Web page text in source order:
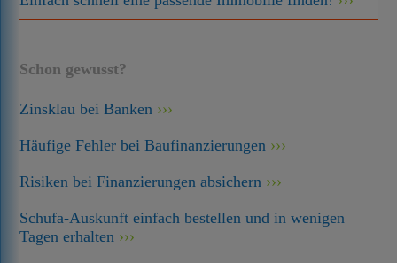
Schon gewusst?
Zinsklau bei Banken
Häufige Fehler bei Baufinanzierungen
Risiken bei Finanzierungen absichern
Schufa-Auskunft einfach bestellen und in wenigen
Tagen erhalten